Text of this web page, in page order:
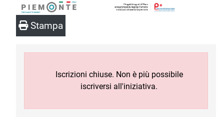
Stampa
Iscrizioni chiuse. Non è più possibile
iscriversi all'iniziativa.